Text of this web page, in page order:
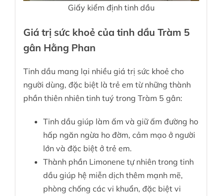
Giấy kiểm định tinh dầu
Giá trị sức khoẻ của tinh dầu Tràm 5
gân Hằng Phan
Tinh dầu mang lại nhiều giá trị sức khoẻ cho
người dùng, đặc biệt là trẻ em từ những thành
phần thiên nhiên tinh tuý trong Tràm 5 gân:
Tinh dầu giúp làm ấm và giữ ấm đường ho
hấp ngăn ngừa ho đờm, cảm mạo ở người
lớn và đặc biệt ở trẻ em.
Thành phần Limonene tự nhiên trong tinh
dầu giúp hệ miễn dịch thêm mạnh mẽ,
phòng chống các vi khuẩn, đặc biệt vi